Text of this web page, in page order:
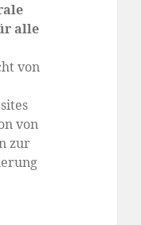
alle
von
von
zur